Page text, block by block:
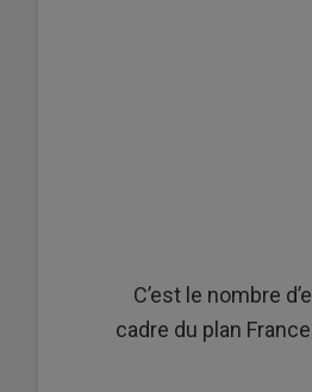
C’est le nombre
cadre du plan